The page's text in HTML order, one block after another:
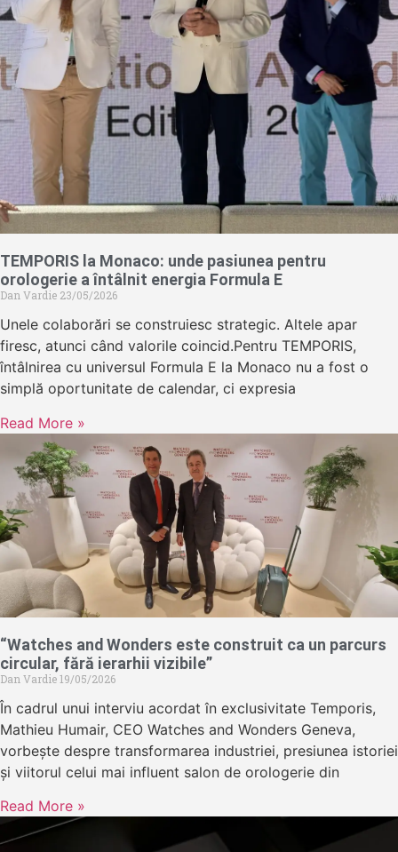
TEMPORIS la Monaco: unde pasiunea pentru
orologerie a întâlnit energia Formula E
Dan Vardie 23/05/2026
Unele colaborări se construiesc strategic. Altele apar
firesc, atunci când valorile coincid.Pentru TEMPORIS,
întâlnirea cu universul Formula E la Monaco nu a fost o
simplă oportunitate de calendar, ci expresia
Read More »
“Watches and Wonders este construit ca un parcurs
circular, fără ierarhii vizibile”
Dan Vardie19/05/2026
În cadrul unui interviu acordat în exclusivitate Temporis,
Mathieu Humair, CEO Watches and Wonders Geneva,
vorbește despre transformarea industriei, presiunea istoriei
și viitorul celui mai influent salon de orologerie din
Read More »